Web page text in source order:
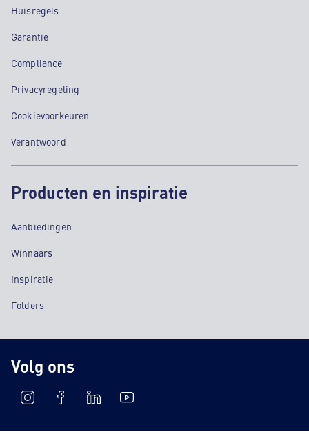
Huisregels
Garantie
Compliance
Privacyregeling
Cookievoorkeuren
Verantwoord
Producten en inspiratie
Aanbiedingen
Winnaars
Inspiratie
Folders
Volg ons